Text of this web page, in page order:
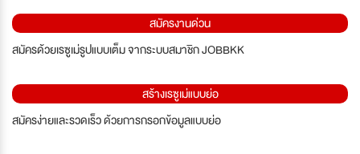
สมัครงานด่วน
สมัครด้วยเรซูเม่รูปแบบเต็ม จากระบบสมาชิก JOBBKK
สร้างเรซูเม่แบบย่อ
สมัครง่ายและรวดเร็ว ด้วยการกรอกข้อมูลแบบย่อ